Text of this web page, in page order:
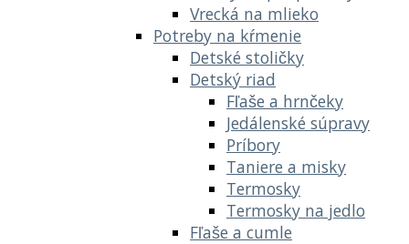
Vrecká na mlieko
Potreby na kŕmenie
Detské stoličky
Detský riad
Fľaše a hrnčeky
Jedálenské súpravy
Príbory
Taniere a misky
Termosky
Termosky na jedlo
Fľaše a cumle